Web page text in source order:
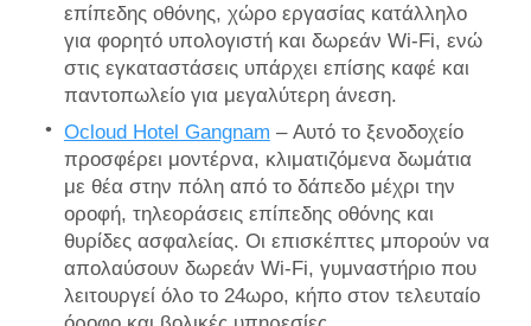
επίπεδης οθόνης, χώρο εργασίας κατάλληλο
για φορητό υπολογιστή και δωρεάν Wi-Fi, ενώ
στις εγκαταστάσεις υπάρχει επίσης καφέ και
παντοπωλείο για μεγαλύτερη άνεση.
Ocloud Hotel Gangnam – Αυτό το ξενοδοχείο
προσφέρει μοντέρνα, κλιματιζόμενα δωμάτια
με θέα στην πόλη από το δάπεδο μέχρι την
οροφή, τηλεοράσεις επίπεδης οθόνης και
θυρίδες ασφαλείας. Οι επισκέπτες μπορούν να
απολαύσουν δωρεάν Wi-Fi, γυμναστήριο που
λειτουργεί όλο το 24ωρο, κήπο στον τελευταίο